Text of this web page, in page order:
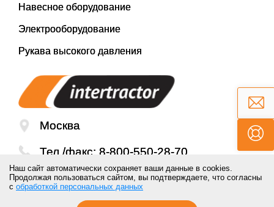
Навесное оборудование
Электрооборудование
Рукава высокого давления
Москва
Тел./факс: 8-800-550-28-70
Email:mail@inter-tractor.ru
Наш сайт автоматически сохраняет ваши данные в cookies.
Продолжая пользоваться сайтом, вы подтверждаете, что согласны
с обработкой персональных данных